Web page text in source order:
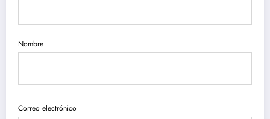
Nombre
Correo electrónico